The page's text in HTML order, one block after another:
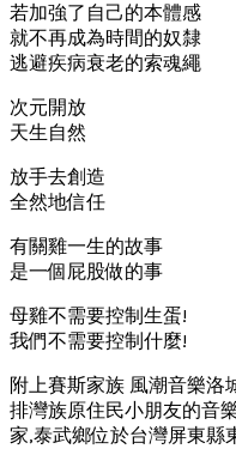
若加強了自己的本體感
就不再成為時間的奴隸
逃避疾病衰老的索魂繩
次元開放
天生自然
放手去創造
全然地信任
有關雞一生的故事
是一個屁股做的事
母雞不需要控制生蛋!
我們不需要控制什麼!
附上賽斯家族 風潮音樂洛
排灣族原住民小朋友的音
家,泰武鄉位於台灣屏東縣